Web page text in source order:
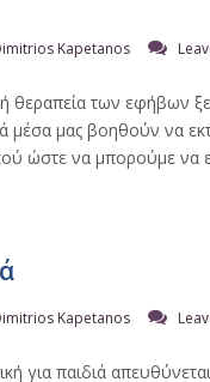
Kapetanos
των εφήβων
μέσα μας βοηθούν να
ώστε να μπορούμε
Kapetanos
για παιδιά